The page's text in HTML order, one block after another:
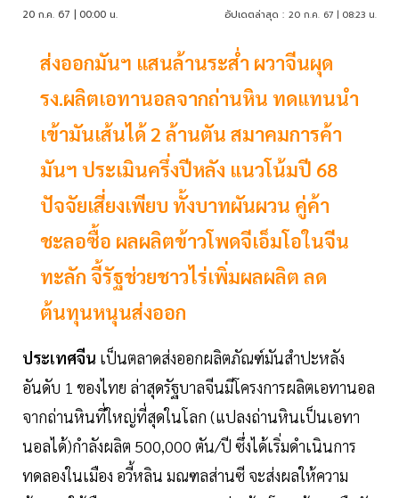
20 ก.ค. 67 | 00:00 น. อัปเดตล่าสุด : 20 ก.ค. 67 | 08:23 น.
ส่งออกมันฯ แสนล้านระส่ำ ผวาจีนผุด
รง.ผลิตเอทานอลจากถ่านหิน ทดแทนนำ
เข้ามันเส้นได้ 2 ล้านตัน สมาคมการค้า
มันฯ ประเมินครึ่งปีหลัง แนวโน้มปี 68
ปัจจัยเสี่ยงเพียบ ทั้งบาทผันผวน คู่ค้า
ชะลอซื้อ ผลผลิตข้าวโพดจีเอ็มโอในจีน
ทะลัก จี้รัฐช่วยชาวไร่เพิ่มผลผลิต ลด
ต้นทุนหนุนส่งออก
ประเทศจีน เป็นตลาดส่งออกผลิตภัณฑ์มันสำปะหลัง
อันดับ 1 ของไทย ล่าสุดรัฐบาลจีนมีโครงการผลิตเอทานอล
จากถ่านหินที่ใหญ่ที่สุดในโลก (แปลงถ่านหินเป็นเอทา
นอลได้)กำลังผลิต 500,000 ตัน/ปี ซึ่งได้เริ่มดำเนินการ
ทดลองในเมือง อวี้หลิน มณฑลส่านซี จะส่งผลให้ความ